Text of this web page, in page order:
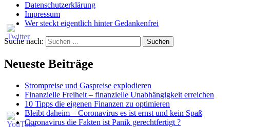
Datenschutzerklärung
Impressum
Wer steckt eigentlich hinter Gedankenfrei
Suche nach:
Neueste Beiträge
Strompreise und Gaspreise explodieren
Finanzielle Freiheit – finanzielle Unabhängigkeit erreichen
10 Tipps die eigenen Finanzen zu optimieren
Bleibt daheim – Coronavirus es ist ernst und kein Spaß
Coronavirus die Fakten ist Panik gerechtfertigt ?